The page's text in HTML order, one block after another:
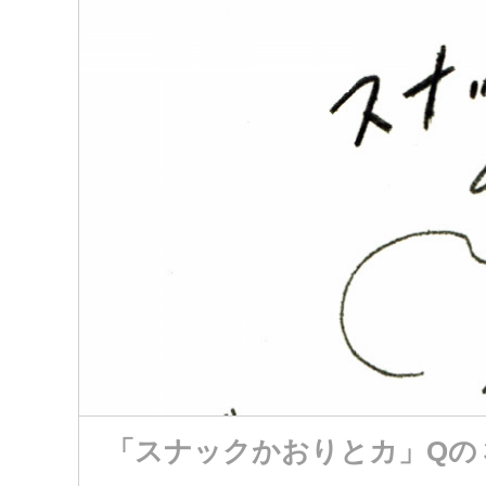
「スナックかおりとカ」Qの